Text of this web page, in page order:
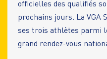
officielles des qualifiés
prochains jours. La VGA
ses trois athlètes parmi
grand rendez-vous